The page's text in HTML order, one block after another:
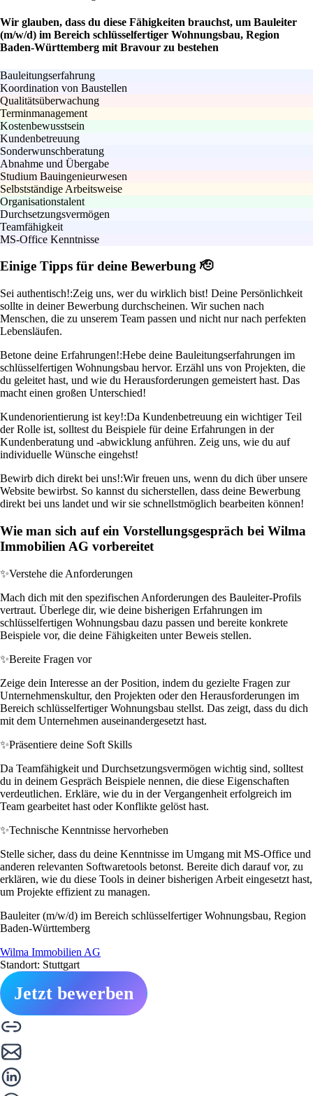
Wir glauben, dass du diese Fähigkeiten brauchst, um Bauleiter
(m/w/d) im Bereich schlüsselfertiger Wohnungsbau, Region
Baden-Württemberg mit Bravour zu bestehen
Bauleitungserfahrung
Koordination von Baustellen
Qualitätsüberwachung
Terminmanagement
Kostenbewusstsein
Kundenbetreuung
Sonderwunschberatung
Abnahme und Übergabe
Studium Bauingenieurwesen
Selbstständige Arbeitsweise
Organisationstalent
Durchsetzungsvermögen
Teamfähigkeit
MS-Office Kenntnisse
Einige Tipps für deine Bewerbung 🫡
Sei authentisch!:Zeig uns, wer du wirklich bist! Deine Persönlichkeit
sollte in deiner Bewerbung durchscheinen. Wir suchen nach
Menschen, die zu unserem Team passen und nicht nur nach perfekten
Lebensläufen.
Betone deine Erfahrungen!:Hebe deine Bauleitungserfahrungen im
schlüsselfertigen Wohnungsbau hervor. Erzähl uns von Projekten, die
du geleitet hast, und wie du Herausforderungen gemeistert hast. Das
macht einen großen Unterschied!
Kundenorientierung ist key!:Da Kundenbetreuung ein wichtiger Teil
der Rolle ist, solltest du Beispiele für deine Erfahrungen in der
Kundenberatung und -abwicklung anführen. Zeig uns, wie du auf
individuelle Wünsche eingehst!
Bewirb dich direkt bei uns!:Wir freuen uns, wenn du dich über unsere
Website bewirbst. So kannst du sicherstellen, dass deine Bewerbung
direkt bei uns landet und wir sie schnellstmöglich bearbeiten können!
Wie man sich auf ein Vorstellungsgespräch bei Wilma
Immobilien AG vorbereitet
✨Verstehe die Anforderungen
Mach dich mit den spezifischen Anforderungen des Bauleiter-Profils
vertraut. Überlege dir, wie deine bisherigen Erfahrungen im
schlüsselfertigen Wohnungsbau dazu passen und bereite konkrete
Beispiele vor, die deine Fähigkeiten unter Beweis stellen.
✨Bereite Fragen vor
Zeige dein Interesse an der Position, indem du gezielte Fragen zur
Unternehmenskultur, den Projekten oder den Herausforderungen im
Bereich schlüsselfertiger Wohnungsbau stellst. Das zeigt, dass du dich
mit dem Unternehmen auseinandergesetzt hast.
✨Präsentiere deine Soft Skills
Da Teamfähigkeit und Durchsetzungsvermögen wichtig sind, solltest
du in deinem Gespräch Beispiele nennen, die diese Eigenschaften
verdeutlichen. Erkläre, wie du in der Vergangenheit erfolgreich im
Team gearbeitet hast oder Konflikte gelöst hast.
✨Technische Kenntnisse hervorheben
Stelle sicher, dass du deine Kenntnisse im Umgang mit MS-Office und
anderen relevanten Softwaretools betonst. Bereite dich darauf vor, zu
erklären, wie du diese Tools in deiner bisherigen Arbeit eingesetzt hast,
um Projekte effizient zu managen.
Bauleiter (m/w/d) im Bereich schlüsselfertiger Wohnungsbau, Region
Baden-Württemberg
Wilma Immobilien AG
Standort: Stuttgart
Jetzt bewerben